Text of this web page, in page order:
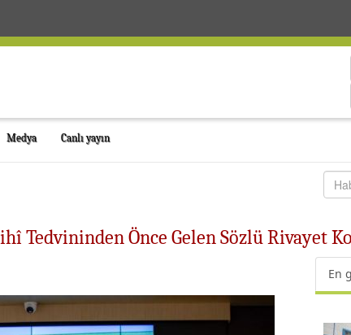
Medya Canlı yayın
Tedvininden Önce Gelen Sözlü Rivayet
En